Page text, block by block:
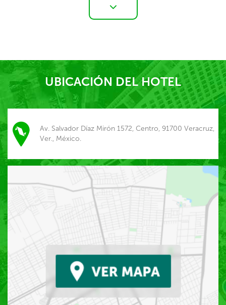
UBICACIÓN DEL HOTEL
Av. Salvador Díaz Mirón 1572, Centro, 91700 Veracruz,
Ver., México.